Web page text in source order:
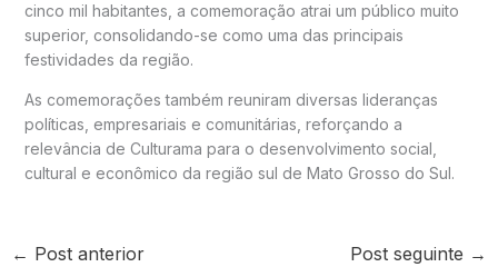
cinco mil habitantes, a comemoração atrai um público muito
superior, consolidando-se como uma das principais
festividades da região.
As comemorações também reuniram diversas lideranças
políticas, empresariais e comunitárias, reforçando a
relevância de Culturama para o desenvolvimento social,
cultural e econômico da região sul de Mato Grosso do Sul.
← Post anterior Post seguinte →